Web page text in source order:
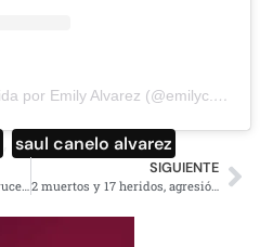
Una publicación compartida por Emily Alvarez (@emilyc.alvarez)
saul canelo alvarez
18 migrantes muertos en cruce masivo de Marruecos a Melilla, España
SIGUIENTE
2 muertos y 17 heridos, agresión a bar gay en Noruega, posible islamista